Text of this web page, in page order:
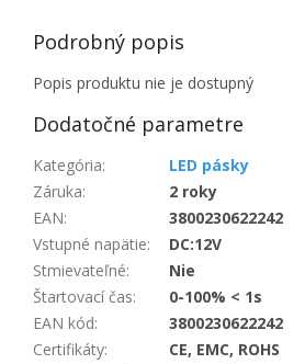
Podrobný popis
Popis produktu nie je dostupný
Dodatočné parametre
Kategória:
LED pásky
Záruka:
2 roky
EAN:
3800230622242
Vstupné napätie:
DC:12V
Stmievateľné:
Nie
Štartovací čas:
0-100% < 1s
EAN kód:
3800230622242
Certifikáty:
CE, EMC, ROHS